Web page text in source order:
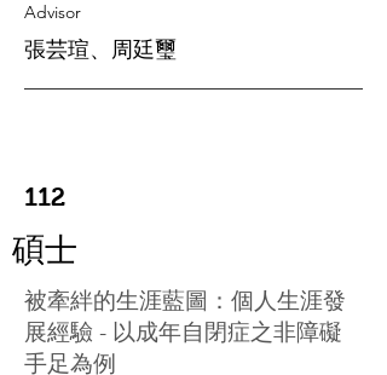
Advisor
張芸瑄、周廷璽
112
碩士
被牽絆的生涯藍圖：個人生涯發
展經驗 - 以成年自閉症之非障礙
手足為例